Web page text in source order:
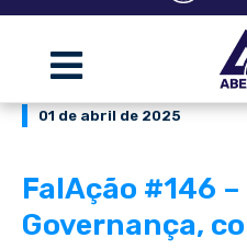
01 de abril de 2025
FalAção #146
Governança,